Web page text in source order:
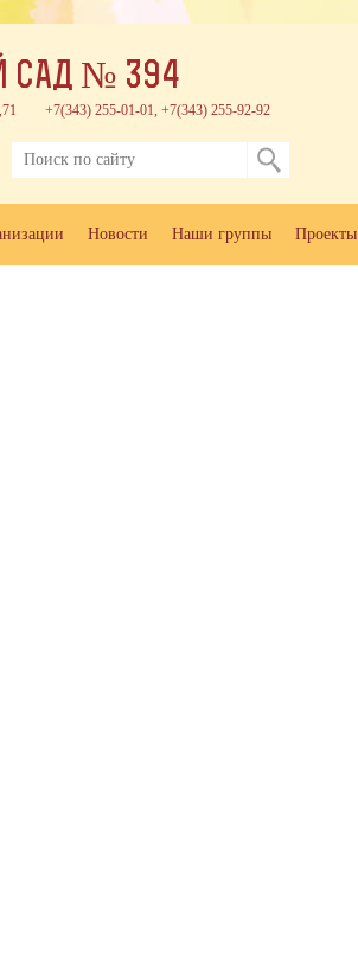
САД № 394
+7(343) 255-01-01, +7(343) 255-92-92
Новости Наши группы Проекты